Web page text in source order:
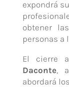
expondrá
obtener
personas a
El cierre
Daconte,
abordará